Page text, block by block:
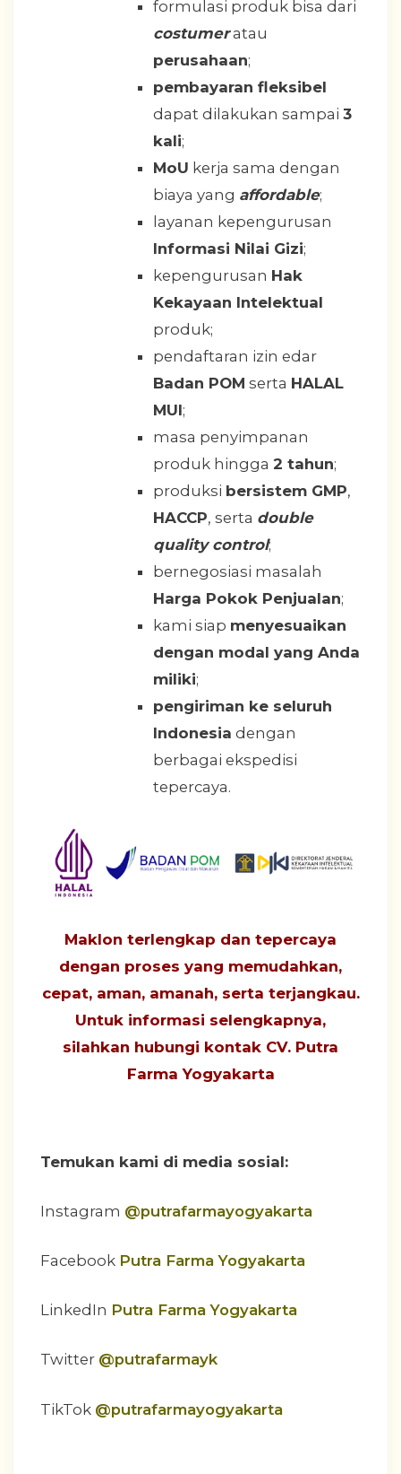
formulasi produk bisa dari
costumeratau
perusahaan;
pembayaran fleksibel
dapat dilakukan sampai 3
kali;
MoU kerja sama dengan
biaya yang affordable;
layanan kepengurusan
Informasi Nilai Gizi;
kepengurusan Hak
Kekayaan Intelektual
produk;
pendaftaran izin edar
Badan POM serta HALAL
MUI;
masa penyimpanan
produk hingga 2 tahun;
produksi bersistem GMP,
HACCP, serta double
quality control;
bernegosiasi masalah
Harga Pokok Penjualan;
kami siap menyesuaikan
dengan modal yang Anda
miliki;
pengiriman ke seluruh
Indonesia dengan
berbagai ekspedisi
tepercaya.
Maklon terlengkap dan tepercaya
dengan proses yang memudahkan,
cepat, aman, amanah, serta terjangkau.
Untuk informasi selengkapnya,
silahkan hubungi kontak CV. Putra
Farma Yogyakarta
Temukan kami di media sosial:
Instagram @putrafarmayogyakarta
Facebook Putra Farma Yogyakarta
LinkedIn Putra Farma Yogyakarta
Twitter @putrafarmayk
TikTok @putrafarmayogyakarta